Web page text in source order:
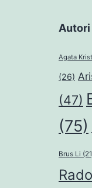
Autori
Agata
(26)
(47)
(75)
Brus Li